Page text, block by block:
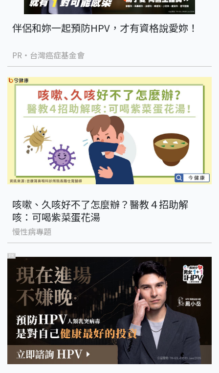
伴侶和妳一起預防HPV，才有資格說愛妳！
PR・台灣癌症基金會
咳嗽、久咳好不了怎麼辦？醫教４招助解
咳：可喝紫菜蛋花湯
慢性病專題
PR